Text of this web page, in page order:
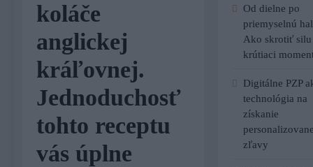
koláče
anglickej
kráľovnej.
Jednoduchosť
tohto receptu
vás úplne
Od dielne po
priemyselnú
Ako skrotiť silu
krútiaci
Digitálne PZP
technológia na
získanie
zľavy